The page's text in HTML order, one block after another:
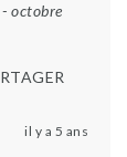
- octobre
il y a 5 ans